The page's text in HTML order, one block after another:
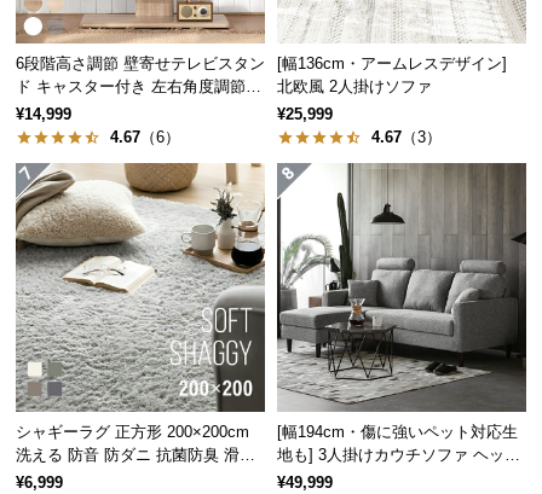
お
知
ら
せ
ブ
ロ
グ
企
業
情
報
6段階高さ調節 壁寄せテレビスタン
ド キャスター付き 左右角度調節機
能
¥14,999
4.67 （6）
[幅136cm・アームレスデザイン]
北欧風 2人掛けソファ
¥25,999
4.67 （3）
シャギーラグ 正方形 200×200cm
洗える 防音 防ダニ 抗菌防臭 滑り
止め付き
¥6,999
[幅194cm・傷に強いペット対応生
地も] 3人掛けカウチソファ ヘッド
レスト付 レイアウト自由 広々設計
¥49,999